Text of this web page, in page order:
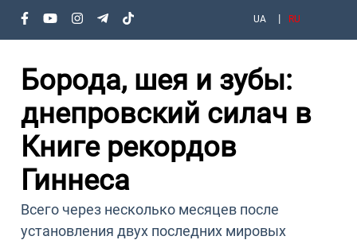
UA RU
Борода, шея и зубы:
днепровский силач в
Книге рекордов
Гиннеса
Всего через несколько месяцев после
установления двух последних мировых